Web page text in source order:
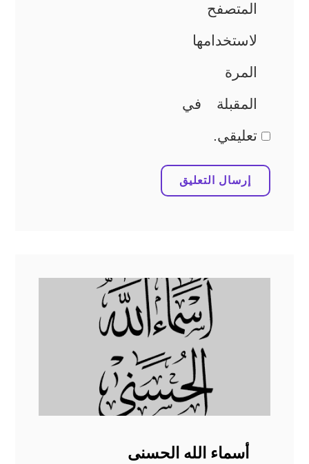
المتصفح
لاستخدامها
المرة
المقبلة في
تعليقي.
أسماء الله الحسنى